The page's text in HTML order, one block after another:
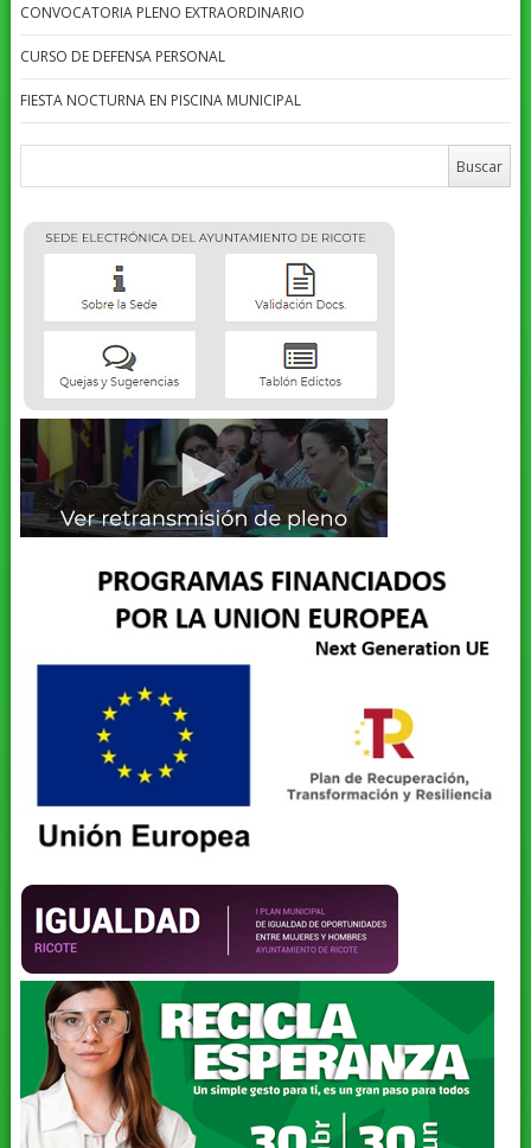
CONVOCATORIA PLENO EXTRAORDINARIO
CURSO DE DEFENSA PERSONAL
FIESTA NOCTURNA EN PISCINA MUNICIPAL